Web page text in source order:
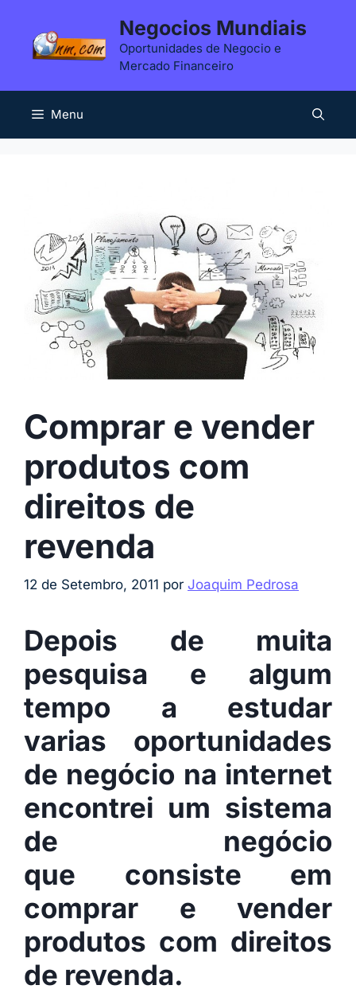
Negocios Mundiais
Oportunidades de Negocio e
Mercado Financeiro
Menu
Comprar e vender
produtos com
direitos de
revenda
12 de Setembro, 2011 por Joaquim Pedrosa
Depois de muita
pesquisa e algum
tempo a estudar
varias oportunidades
de negócio na internet
encontrei um sistema
de negócio
que consiste em
comprar e vender
produtos com direitos
de revenda.